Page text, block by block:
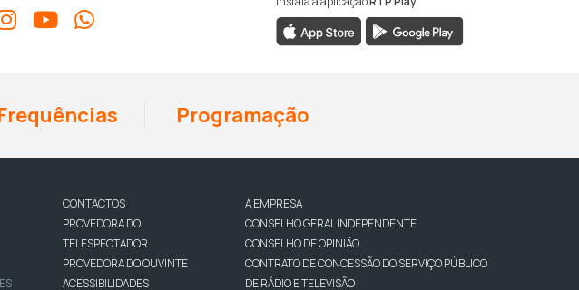
Programação
CONTACTOS
PROVEDORA DO
TELESPECTADOR
PROVEDORA DO OUVINTE
ACESSIBILIDADES
A EMPRESA
CONSELHO GERAL INDEPENDENTE
CONSELHO DE OPINIÃO
CONTRATO DE CONCESSÃO DO SERVIÇO PÚBLICO
DE RÁDIO E TELEVISÃO